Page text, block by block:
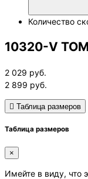
Количество
10320-V
2 029 руб.
2 899 руб.
Таблица размеров
Таблица размеров
×
Имейте в виду, что